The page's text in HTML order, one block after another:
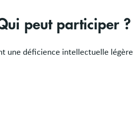
peut participer ?
une déficience intellectuelle légère